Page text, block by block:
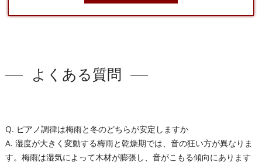
よくある質問
Q. ピアノ調律は梅雨と冬のどちらが安定しますか
A. 湿度が大きく変動する梅雨と乾燥期では、音の狂い方が異なりま
す。梅雨は湿気によって木材が膨張し、音がこもる傾向にあります